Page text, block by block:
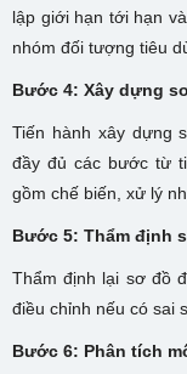
lập giới hạn tới hạn
nhóm đối tượng tiêu
Bước 4: Xây dựng
Tiến hành xây dựng
đầy đủ các bước từ
gồm chế biến, xử lý
Bước 5: Thẩm định
Thẩm định lại sơ đồ
điều chỉnh nếu có sai
Bước 6: Phân tích